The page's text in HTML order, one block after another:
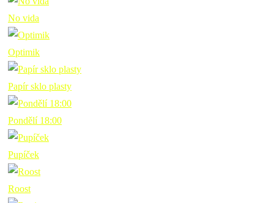
No vida
Optimik
Papír sklo plasty
Pondělí 18:00
Pupíček
Roost